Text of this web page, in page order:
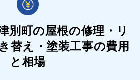
別町の屋根の修理・リ
替え・塗装工事の費用
と相場